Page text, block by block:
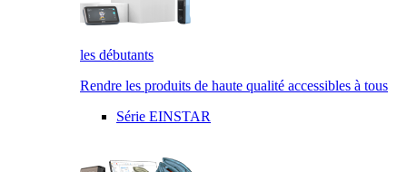
les débutants
Rendre les produits de haute qualité accessibles à tous
Série EINSTAR